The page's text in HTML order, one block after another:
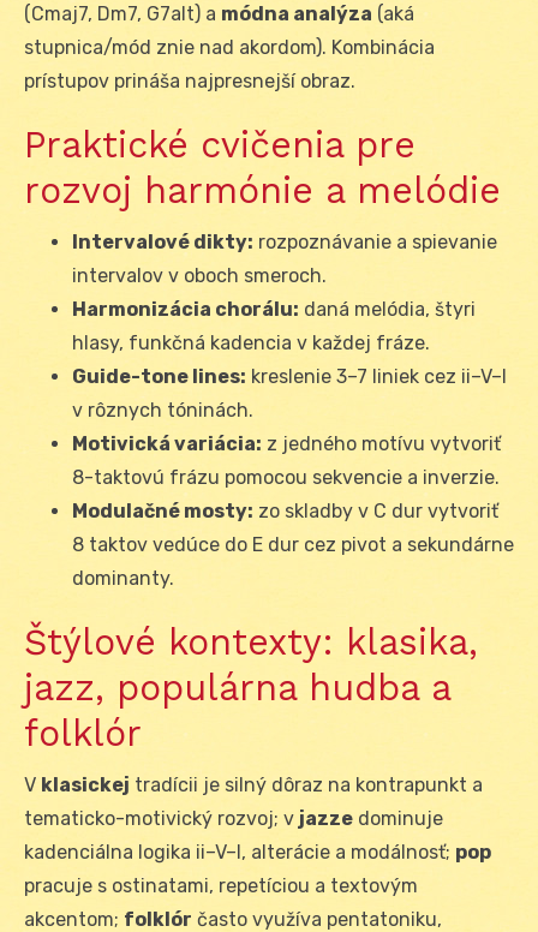
(Cmaj7, Dm7, G7alt) a módna analýza (aká
stupnica/mód znie nad akordom). Kombinácia
prístupov prináša najpresnejší obraz.
Praktické cvičenia pre
rozvoj harmónie a melódie
Intervalové dikty: rozpoznávanie a spievanie
intervalov v oboch smeroch.
Harmonizácia chorálu: daná melódia, štyri
hlasy, funkčná kadencia v každej fráze.
Guide-tone lines: kreslenie 3–7 liniek cez ii–V–I
v rôznych tóninách.
Motivická variácia: z jedného motívu vytvoriť
8-taktovú frázu pomocou sekvencie a inverzie.
Modulačné mosty: zo skladby v C dur vytvoriť
8 taktov vedúce do E dur cez pivot a sekundárne
dominanty.
Štýlové kontexty: klasika,
jazz, populárna hudba a
folklór
V klasickej tradícii je silný dôraz na kontrapunkt a
tematicko-motivický rozvoj; v jazze dominuje
kadenciálna logika ii–V–I, alterácie a modálnosť; pop
pracuje s ostinatami, repetíciou a textovým
akcentom; folklór často využíva pentatoniku,